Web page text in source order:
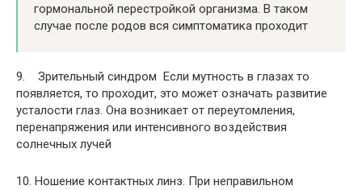
гормональной перестройкой организма. В таком
случае после родов вся симптоматика проходит
9. Зрительный синдром Если мутность в глазах то
появляется, то проходит, это может означать развитие
усталости глаз. Она возникает от переутомления,
перенапряжения или интенсивного воздействия
солнечных лучей
10. Ношение контактных линз. При неправильном